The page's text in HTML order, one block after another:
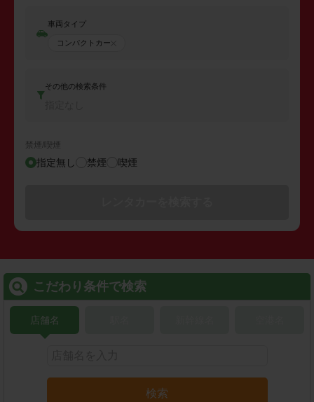
車両タイプ
コンパクトカー
その他の検索条件
禁煙/喫煙
指定無し 禁煙 喫煙
こだわり条件で検索
店舗名
検索